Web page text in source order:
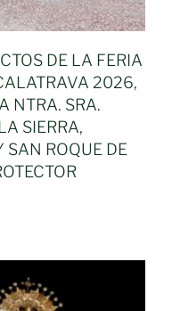
DE LA FERIA
2026,
NTRA. SRA.
SIERRA,
SAN ROQUE DE